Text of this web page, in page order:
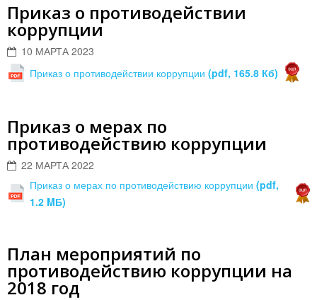
Приказ о противодействии
коррупции
10 МАРТА 2023
Приказ о противодействии коррупции (pdf, 165.8 Кб)
Приказ о мерах по
противодействию коррупции
22 МАРТА 2022
Приказ о мерах по противодействию коррупции (pdf,
1.2 MБ)
План мероприятий по
противодействию коррупции на
2018 год